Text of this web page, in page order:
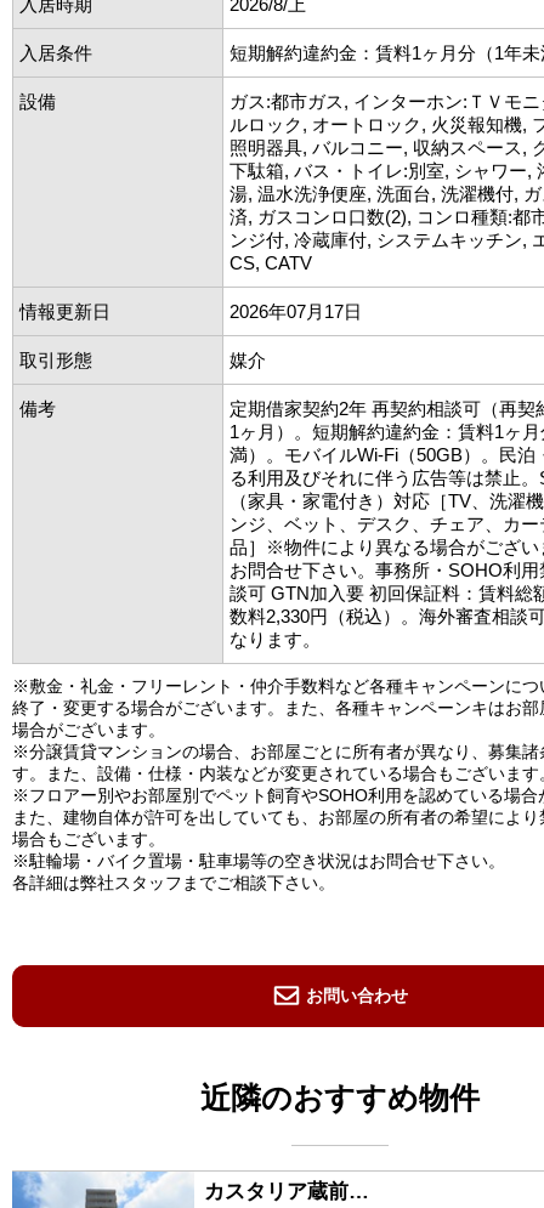
入居条件 短期解約違約金：賃料1ヶ月分（1年
設備
ガス:都市ガス, インターホン:ＴＶモ
ルロック, オートロック, 火災報知機,
照明器具, バルコニー, 収納スペース,
下駄箱, バス・トイレ:別室, シャワー,
湯, 温水洗浄便座, 洗面台, 洗濯機付,
済, ガスコンロ口数(2), コンロ種類:都
ンジ付, 冷蔵庫付, システムキッチン,
CS, CATV
情報更新日 2026年07月17日
取引形態 媒介
備考
定期借家契約2年 再契約相談可（再契
1ヶ月）。短期解約違約金：賃料1ヶ
満）。モバイルWi-Fi（50GB）。民泊
る利用及びそれに伴う広告等は禁止
（家具・家電付き）対応［TV、洗濯
ンジ、ベット、デスク、チェア、カ
品］※物件により異なる場合がござい
お問合せ下さい。事務所・SOHO利
談可 GTN加入要 初回保証料：賃料総
数料2,330円（税込）。海外審査相談
なります。
※敷金・礼金・フリーレント・仲介手数料など各種キャンペーンにつ
終了・変更する場合がございます。また、各種キャンペーンキはお
場合がございます。
※分譲賃貸マンションの場合、お部屋ごとに所有者が異なり、募集諸
す。また、設備・仕様・内装などが変更されている場合もございます
※フロアー別やお部屋別でペット飼育やSOHO利用を認めている場合
また、建物自体が許可を出していても、お部屋の所有者の希望によ
場合もございます。
※駐輪場・バイク置場・駐車場等の空き状況はお問合せ下さい。
各詳細は弊社スタッフまでご相談下さい。
お問い合わせ
近隣のおすすめ物件
カスタリア蔵前…